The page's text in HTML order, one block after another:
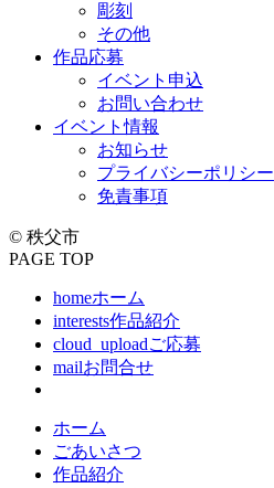
彫刻
その他
作品応募
イベント申込
お問い合わせ
イベント情報
お知らせ
プライバシーポリシー
免責事項
© 秩父市
PAGE TOP
homeホーム
interests作品紹介
cloud_uploadご応募
mailお問合せ
ホーム
ごあいさつ
作品紹介